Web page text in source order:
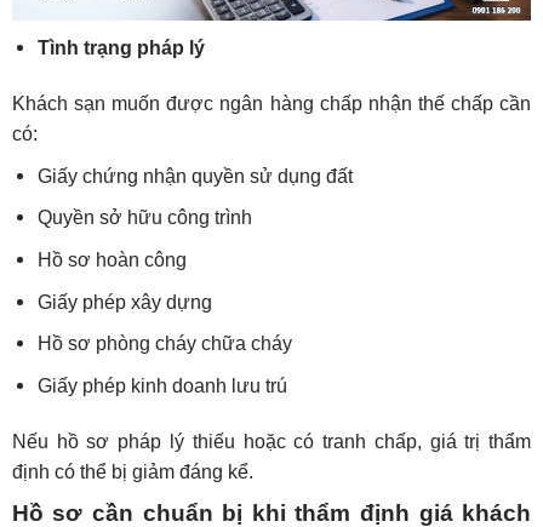
Tình trạng pháp lý
Khách sạn muốn được ngân hàng chấp nhận thế chấp cần
có:
Giấy chứng nhận quyền sử dụng đất
Quyền sở hữu công trình
Hồ sơ hoàn công
Giấy phép xây dựng
Hồ sơ phòng cháy chữa cháy
Giấy phép kinh doanh lưu trú
Nếu hồ sơ pháp lý thiếu hoặc có tranh chấp, giá trị thẩm
định có thể bị giảm đáng kể.
Hồ sơ cần chuẩn bị khi thẩm định giá khách